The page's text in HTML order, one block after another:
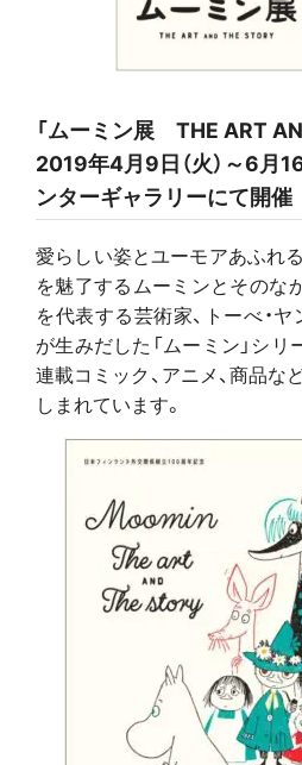
「ムーミン展 THE ART
2019年4月9日（火）～6月
ンターギャラリーにて開催
愛らしい姿とユーモアあふれ
を魅了するムーミンとそのな
を代表する芸術家、トーべ・ヤ
が生みだした「ムーミン」シリ
連載コミック、アニメ、商品
しまれています。